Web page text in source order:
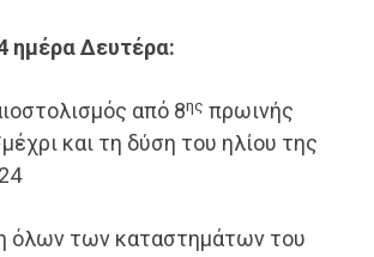
ημέραΔευτέρα:
από 8ης πρωινής
μέχρι και τη δύση του ηλίου της
όλων των καταστημάτων του